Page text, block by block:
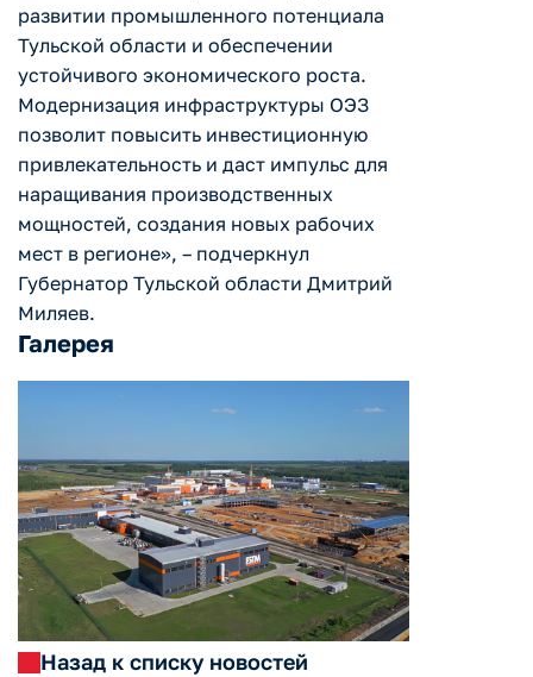
развитии промышленного потенциала
Тульской области и обеспечении
устойчивого экономического роста.
Модернизация инфраструктуры ОЭЗ
позволит повысить инвестиционную
привлекательность и даст импульс для
наращивания производственных
мощностей, создания новых рабочих
мест в регионе», – подчеркнул
Губернатор Тульской области Дмитрий
Миляев.
Галерея
Назад к списку новостей